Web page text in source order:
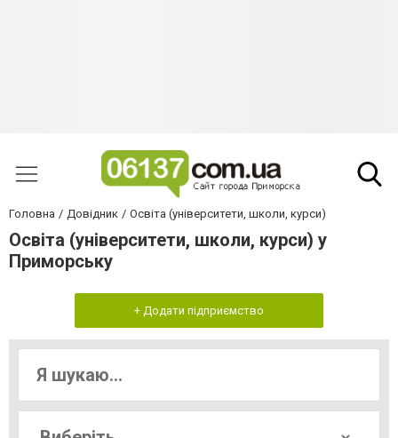
Головна Довідник Освіта (університети, школи, курси)
Освіта (університети, школи, курси) у
Приморську
+ Додати підприємство